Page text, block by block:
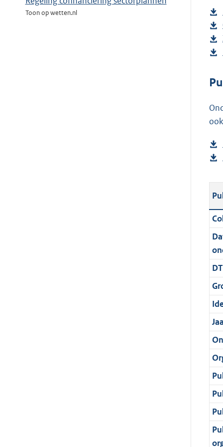
Toon op wetten.nl